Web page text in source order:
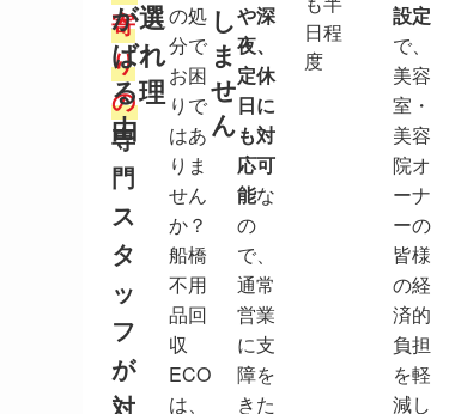
寄
り
の
専
門
ス
タ
ッ
フ
が
対
が選
ばれ
る理
由
の処
分で
お困
りで
はあ
りま
せん
か？
船橋
不用
品回
収
ECO
は、
し
ま
せ
ん
や深
夜、
定休
日に
も対
応可
能な
の
で、
通常
営業
に支
障を
きた
日程
度
設定
で、
美容
室・
美容
院オ
ーナ
ーの
皆様
の経
済的
負担
を軽
減し